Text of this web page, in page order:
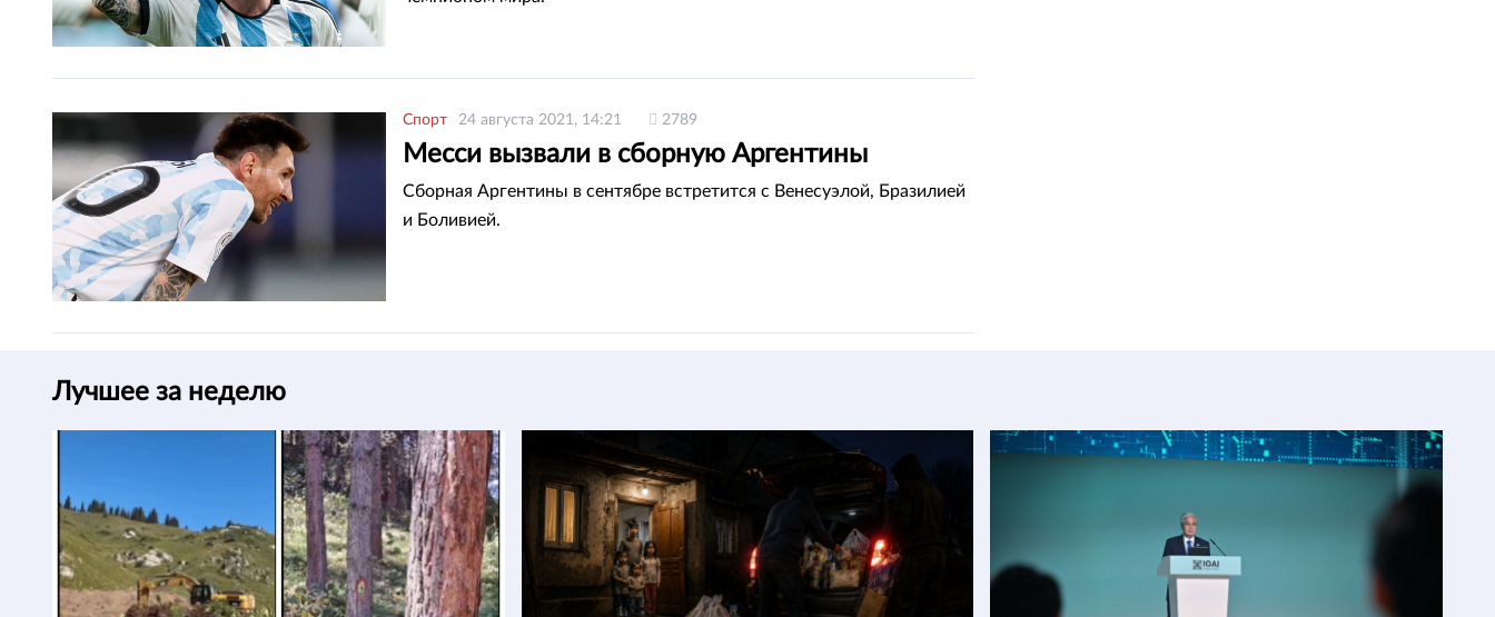
Спорт 24 августа 2021, 14:21 2789
Месси вызвали в сборную Аргентины
Сборная Аргентины в сентябре встретится с Венесуэлой, Бразилией
и Боливией.
Лучшее за неделю